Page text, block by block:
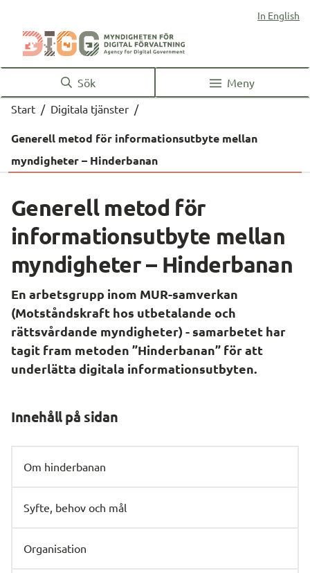
In English
Sök
Meny
Start / Digitala tjänster /
Generell metod för informationsutbyte mellan
myndigheter – Hinderbanan
Generell metod för
informationsutbyte mellan
myndigheter – Hinderbanan
En arbetsgrupp inom MUR-samverkan
(Motståndskraft hos utbetalande och
rättsvårdande myndigheter) - samarbetet har
tagit fram metoden ”Hinderbanan” för att
underlätta digitala informationsutbyten.
Innehåll på sidan
Om hinderbanan
Syfte, behov och mål
Organisation